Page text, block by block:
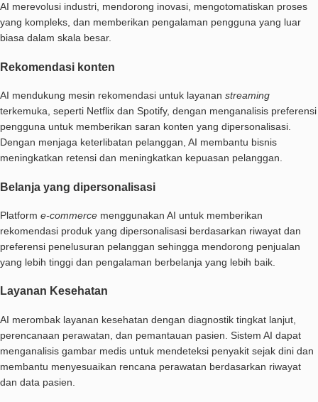
AI merevolusi industri, mendorong inovasi, mengotomatiskan proses
yang kompleks, dan memberikan pengalaman pengguna yang luar
biasa dalam skala besar.
Rekomendasi konten
AI mendukung mesin rekomendasi untuk layanan streaming
terkemuka, seperti Netflix dan Spotify, dengan menganalisis preferensi
pengguna untuk memberikan saran konten yang dipersonalisasi.
Dengan menjaga keterlibatan pelanggan, AI membantu bisnis
meningkatkan retensi dan meningkatkan kepuasan pelanggan.
Belanja yang dipersonalisasi
Platform e-commerce menggunakan AI untuk memberikan
rekomendasi produk yang dipersonalisasi berdasarkan riwayat dan
preferensi penelusuran pelanggan sehingga mendorong penjualan
yang lebih tinggi dan pengalaman berbelanja yang lebih baik.
Layanan Kesehatan
AI merombak layanan kesehatan dengan diagnostik tingkat lanjut,
perencanaan perawatan, dan pemantauan pasien. Sistem AI dapat
menganalisis gambar medis untuk mendeteksi penyakit sejak dini dan
membantu menyesuaikan rencana perawatan berdasarkan riwayat
dan data pasien.